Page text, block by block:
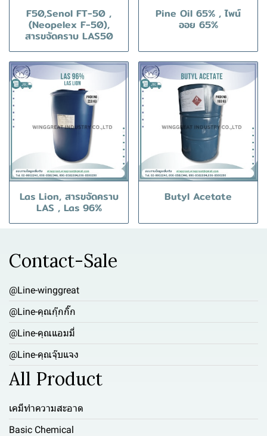
F50,Senol FT-50 ,
(Neopelex F-50),
สารขจัดคราบ LAS50
Pine Oil 65% , ไพน์
ออย 65%
Las Lion, สารขจัดคราบ
LAS , Las 96%
Butyl Acetate
Contact-Sale
@Line-winggreat
@Line-คุณกุ๊กกิ๊ก
@Line-คุณแอมมี่
@Line-คุณจุ๊บแจง
All Product
เคมีทำความสะอาด
Basic Chemical